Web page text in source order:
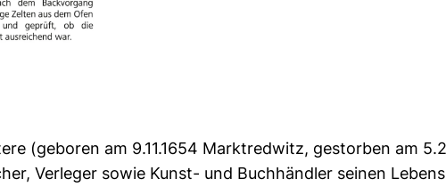
(geboren am 9.11.1654 Marktredwitz, gestorben am
Verleger sowie Kunst- und Buchhändler seinen